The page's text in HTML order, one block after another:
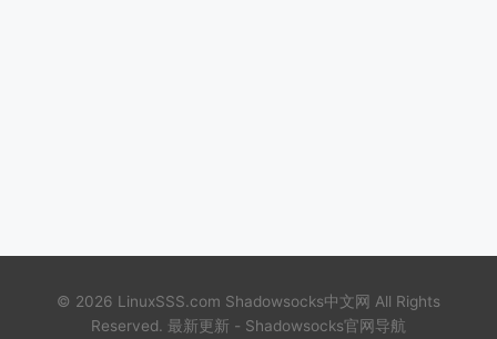
© 2026 LinuxSSS.com Shadowsocks中文网 All Rights
Reserved. 最新更新 - Shadowsocks官网导航